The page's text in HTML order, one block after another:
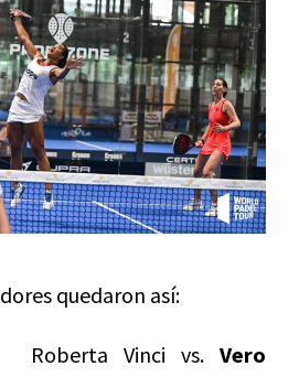
quedaron así:
Roberta Vinci vs. Vero